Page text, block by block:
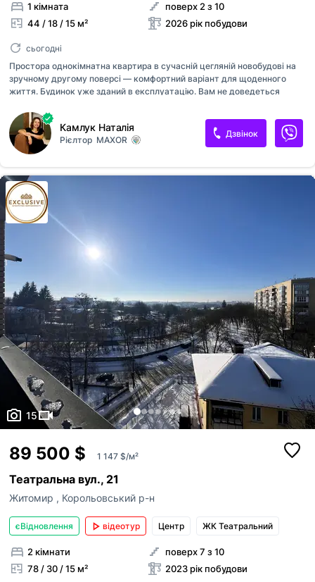
1 кімната
44 / 18 / 15 м²
поверх 2 з 10
2026 рік побудови
сьогодні
Простора однокімнатна квартира в сучасній цегляній новобудові на
зручному другому поверсі — комфортний варіант для щоденного
життя. Будинок уже зданий в експлуатацію. Вам не доведеться
ремонт і створювати простір під себе. Телефонуйте або пишіть —
розповім деталі та організую перегляд у зручний для вас час.
Камлук Наталія
Рієлтор MAXOR
Дзвінок
15
89 500 $ 1 147 $/м²
Театральна вул., 21
Житомир , Корольовський р-н
єВідновлення відеотур Центр ЖК Театральний
2 кімнати
78 / 30 / 15 м²
поверх 7 з 10
2023 рік побудови